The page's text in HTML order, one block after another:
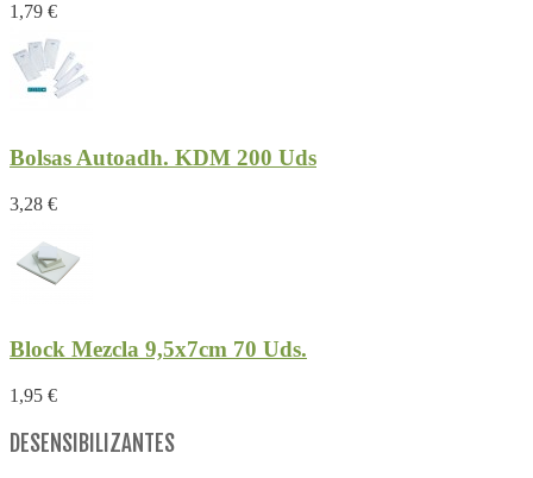
1,79 €
Bolsas Autoadh. KDM 200 Uds
3,28 €
Block Mezcla 9,5x7cm 70 Uds.
1,95 €
DESENSIBILIZANTES